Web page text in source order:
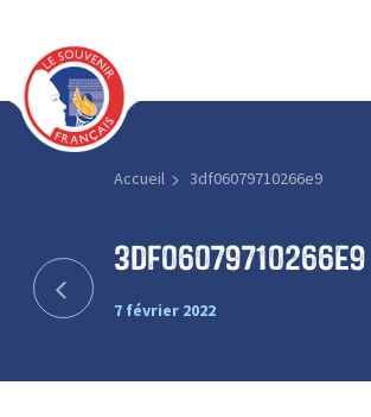
Accueil 3df06079710266e9
3df06079710266e9
7 février 2022